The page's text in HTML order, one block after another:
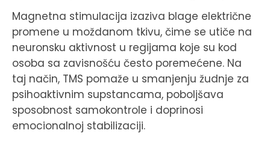
Magnetna stimulacija izaziva blage električne
promene u moždanom tkivu, čime se utiče na
neuronsku aktivnost u regijama koje su kod
osoba sa zavisnošću često poremećene. Na
taj način, TMS pomaže u smanjenju žudnje za
psihoaktivnim supstancama, poboljšava
sposobnost samokontrole i doprinosi
emocionalnoj stabilizaciji.